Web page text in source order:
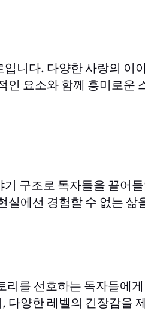
니다. 다양한 사랑의 이
요소와 함께 흥미로운
구조로 독자들을 끌어
실에선 경험할 수 없는 삶
를 선호하는 독자들에
다양한 레벨의 긴장감을